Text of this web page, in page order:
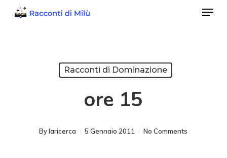
Menu
Racconti di Dominazione
ore 15
By laricerca 5 Gennaio 2011 No Comments